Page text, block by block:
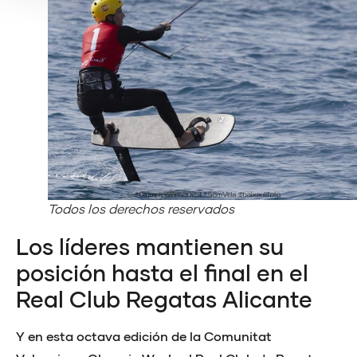
Todos los derechos reservados
Los líderes mantienen su
posición hasta el final en el
Real Club Regatas Alicante
Y en esta octava edición de la Comunitat